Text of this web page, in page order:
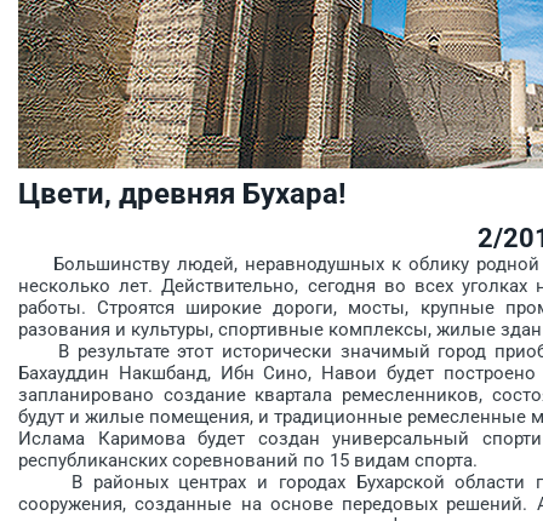
Цвети, древняя Бухара!
2/
Большинству людей, нерав­нодушных к облику родной
несколько лет. Действительно, сегодня во всех
работы. Строятся широкие дороги, мосты, крупные
разования и культуры, спортивные комплексы, жилые
В результате этот исторически значимый город
Бахауддин Накшбанд, Ибн Сино, Навои будет
запланировано создание квартала ремесленников,
будут и жилые помещения, и традиционные ремесленные
Ислама Каримова будет создан универсальный
республиканских соревнований по 15 видам спорта.
В районых центрах и городах Бухарской области
сооружения, созданные на основе передовых